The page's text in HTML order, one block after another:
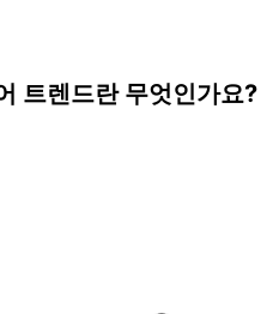
트렌드란 무엇인가요?